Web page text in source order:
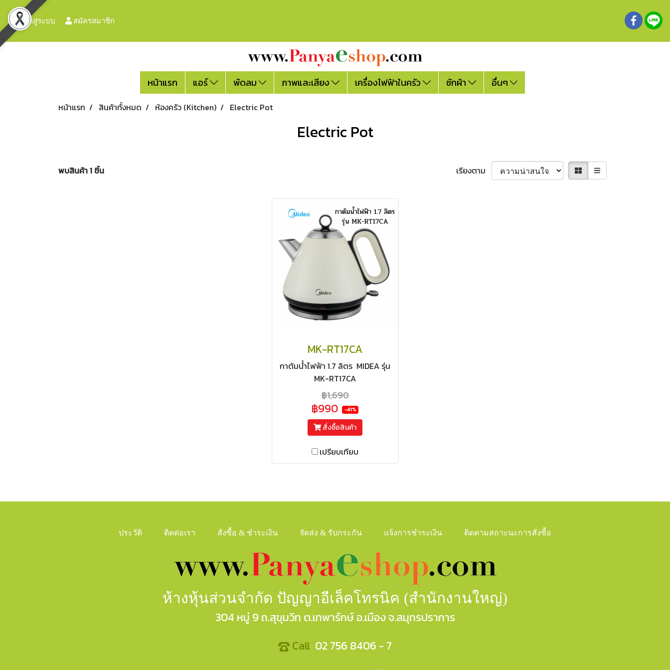
เข้าสู่ระบบ สมัครสมาชิก
หน้าแรก แอร์ พัดลม ภาพและเสียง เครื่องไฟฟ้าในครัว ซักผ้า อื่นๆ
หน้าแรก สินค้าทั้งหมด ห้องครัว (Kitchen) Electric Pot
Electric Pot
พบสินค้า 1 ชิ้น เรียงตาม
MK-RT17CA
กาต้มน้ำไฟฟ้า 1.7 ลิตร MIDEA รุ่น
MK-RT17CA
฿1,690
฿990 -41%
สั่งซื้อสินค้า
เปรียบเทียบ
ประวัติ ติดต่อเรา สั่งซื้อ & ชำระเงิน จัดส่ง & รับกระกัน แจ้งการชำระเงิน ติดตามสถาะนะการสั่งซื้อ
ห้างหุ้นส่วนจำกัด ปัญญาอีเล็คโทรนิค (สำนักงานใหญ่)
304 หมู่ 9 ถ.สุขุมวิท ต.เทพารักษ์ อ.เมือง จ.สมุทรปราการ
Call 02 756 8406 - 7